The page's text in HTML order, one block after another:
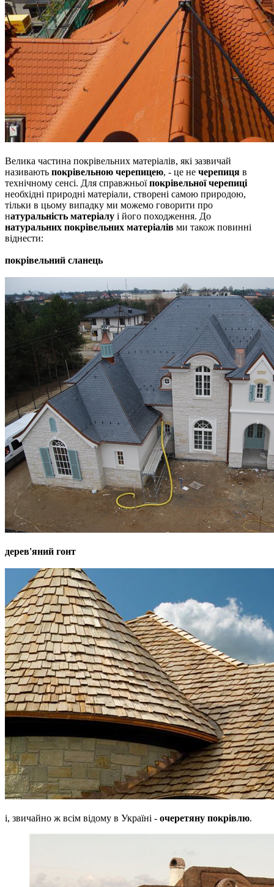
Велика частина покрівельних матеріалів, які зазвичай
називають покрівельною черепицею, - це не черепиця в
технічному сенсі. Для справжньоїпокрівельної черепиці
необхідні природні матеріали, створені самою природою,
тільки в цьому випадку ми можемо говорити про
натуральність матеріалу і його походження. До
натуральних покрівельних матеріалів ми також повинні
віднести:
покрівельний сланець
дерев'яний гонт
і, звичайно ж всім відому в Україні - очеретяну покрівлю.